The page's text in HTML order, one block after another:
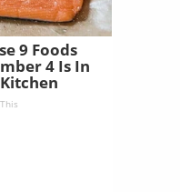
9 Foods
4 Is In